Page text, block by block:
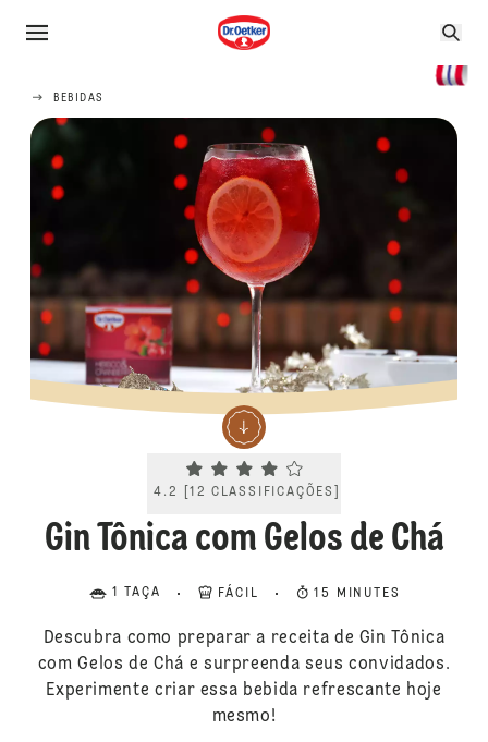
BEBIDAS
Current rating 4.2. Click to rate.
4.2 [12 CLASSIFICAÇÕES
Gin Tônica com Gelos de Chá
1 TAÇA FÁCIL 15 MINUTES
Descubra como preparar a receita de Gin Tônica
com Gelos de Chá e surpreenda seus convidados.
Experimente criar essa bebida refrescante hoje
mesmo!